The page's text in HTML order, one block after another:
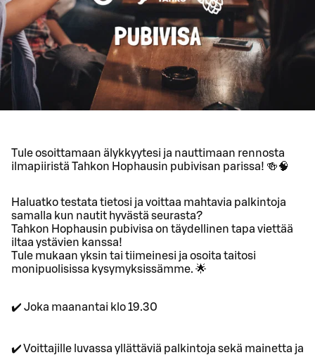
Tule osoittamaan älykkyytesi ja nauttimaan rennosta
ilmapiiristä Tahkon Hophausin pubivisan parissa! 🍻🧠
Haluatko testata tietosi ja voittaa mahtavia palkintoja
samalla kun nautit hyvästä seurasta?
Tahkon Hophausin pubivisa on täydellinen tapa viettää
iltaa ystävien kanssa!
Tule mukaan yksin tai tiimeinesi ja osoita taitosi
monipuolisissa kysymyksissämme. 🌟
✔️ Joka maanantai klo 19.30
✔️ Voittajille luvassa yllättäviä palkintoja sekä mainetta ja